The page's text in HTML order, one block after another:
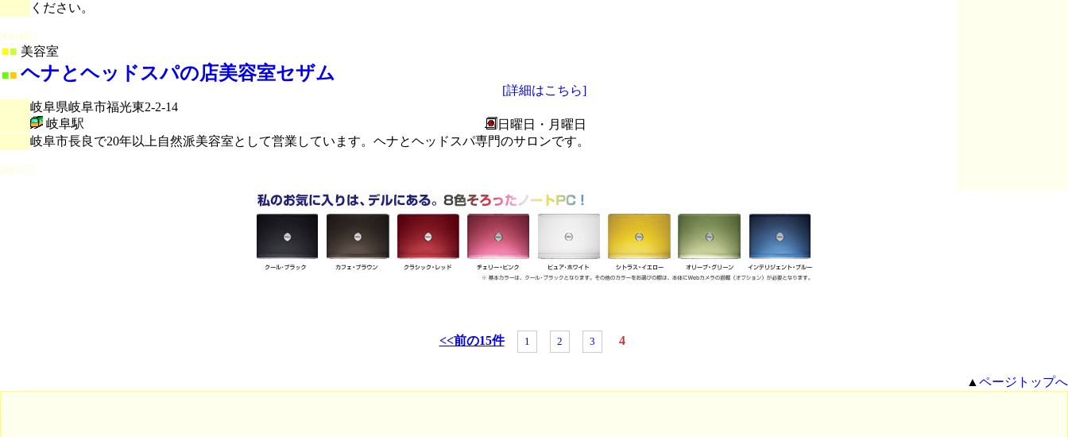
ください。
■ 美容室
■■ ヘナとヘッドスパの店美容室セザム
[詳細はこちら]
岐阜県岐阜市福光東2-2-14
岐阜駅
日曜日・月曜日
岐阜市長良で20年以上自然派美容室として営業しています。ヘナとヘッドスパ専門のサロンです。
<<前の15件 1 2 3 4
▲ ページトップへ